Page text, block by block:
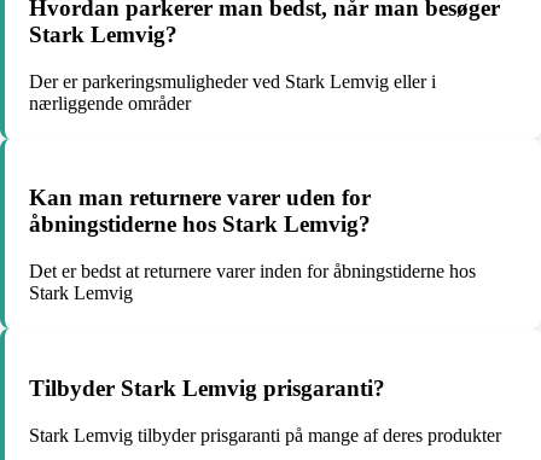
Hvordan parkerer man bedst, når man besøger
Stark Lemvig?
Der er parkeringsmuligheder ved Stark Lemvig eller i
nærliggende områder
Kan man returnere varer uden for
åbningstiderne hos Stark Lemvig?
Det er bedst at returnere varer inden for åbningstiderne hos
Stark Lemvig
Tilbyder Stark Lemvig prisgaranti?
Stark Lemvig tilbyder prisgaranti på mange af deres produkter